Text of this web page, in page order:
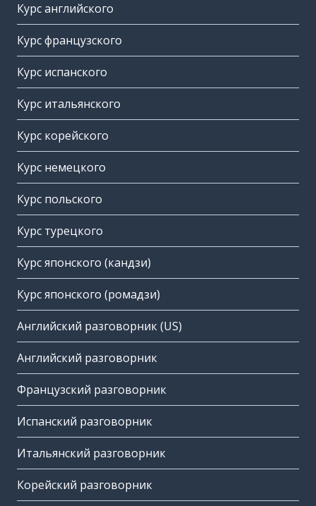
Курс английского
Курс французского
Курс испанского
Курс итальянского
Курс корейского
Курс немецкого
Курс польского
Курс турецкого
Курс японского (кандзи)
Курс японского (ромадзи)
Английский разговорник (US)
Английский разговорник
Французский разговорник
Испанский разговорник
Итальянский разговорник
Корейский разговорник